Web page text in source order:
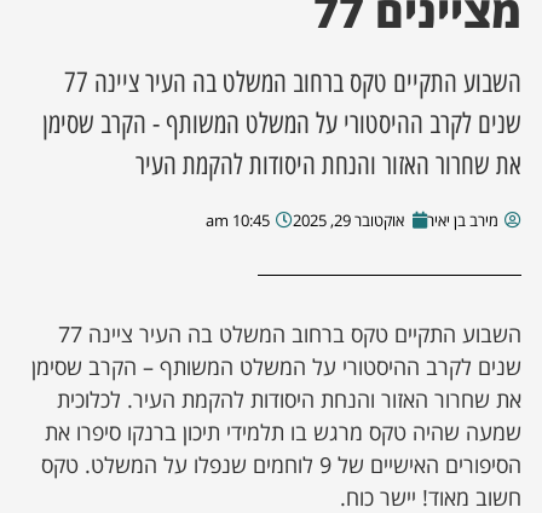
השבוע
השבוע התקיים טקס ברחוב המשלט בה העיר ציינה 77
שנים לקרב ההיסטורי על המשלט המשותף - הקרב שסימן
את שחרור האזור והנחת היסודות להקמת העיר
מירב בן יאיר אוקטובר 29, 2025 10:45 am
השבוע התקיים טקס ברחוב המשלט בה העיר ציינה 77
שנים לקרב ההיסטורי על המשלט המשותף – הקרב שסימן
את שחרור האזור והנחת היסודות להקמת העיר. לכלוכית
שמעה שהיה טקס מרגש בו תלמידי תיכון ברנקו סיפרו את
הסיפורים האישיים של 9 לוחמים שנפלו על המשלט. טקס
חשוב מאוד! יישר כוח.